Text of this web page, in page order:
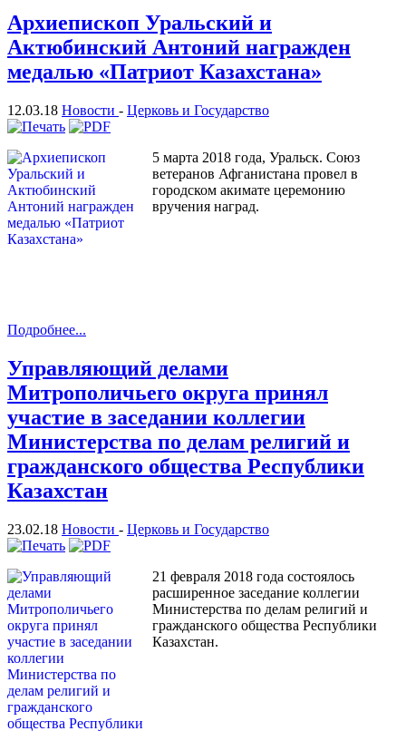
Архиепископ Уральский и
Актюбинский Антоний награжден
медалью «Патриот Казахстана»
12.03.18 Новости - Церковь и Государство
5 марта 2018 года, Уральск. Союз
ветеранов Афганистана провел в
городском акимате церемонию
вручения наград.
Подробнее...
Управляющий делами
Митрополичьего округа принял
участие в заседании коллегии
Министерства по делам религий и
гражданского общества Республики
Казахстан
23.02.18 Новости - Церковь и Государство
21 февраля 2018 года состоялось
расширенное заседание коллегии
Министерства по делам религий и
гражданского общества Республики
Казахстан.